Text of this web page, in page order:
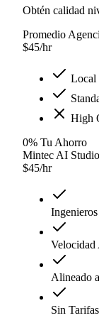
Obtén calidad
Promedio
$45/hr
Local
High
0% Tu Ahorro
Mintec AI Studio
$45/hr
Velocidad
Alineado
Sin